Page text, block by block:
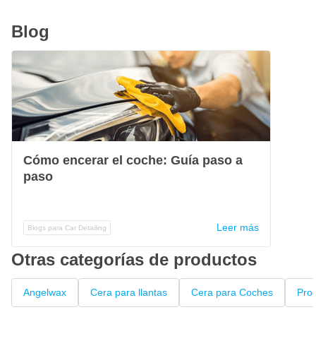
Blog
Cómo encerar el coche: Guía paso a
paso
Blogs para Car Detailing Leer más
Otras categorías de productos
Angelwax Cera para llantas Cera para Coches